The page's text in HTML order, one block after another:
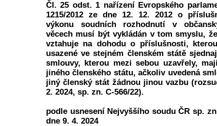
Čl. 25 odst. 1 nařízení Evropského
1215/2012 ze dne 12. 12. 2012 o
výkonu soudních rozhodnutí v
věcech musí být vykládán v tom smyslu,
vztahuje na dohodu o příslušnosti,
usazené ve stejném členském státě
smlouvy, kterou mezi sebou uzavřely,
jiného členského státu, ačkoliv uvedená
jiný členský stát žádnou jinou vazbu
2. 2024, sp. zn. C-566/22).
podle usnesení Nejvyššího soudu ČR sp.
dne 9. 4. 2024